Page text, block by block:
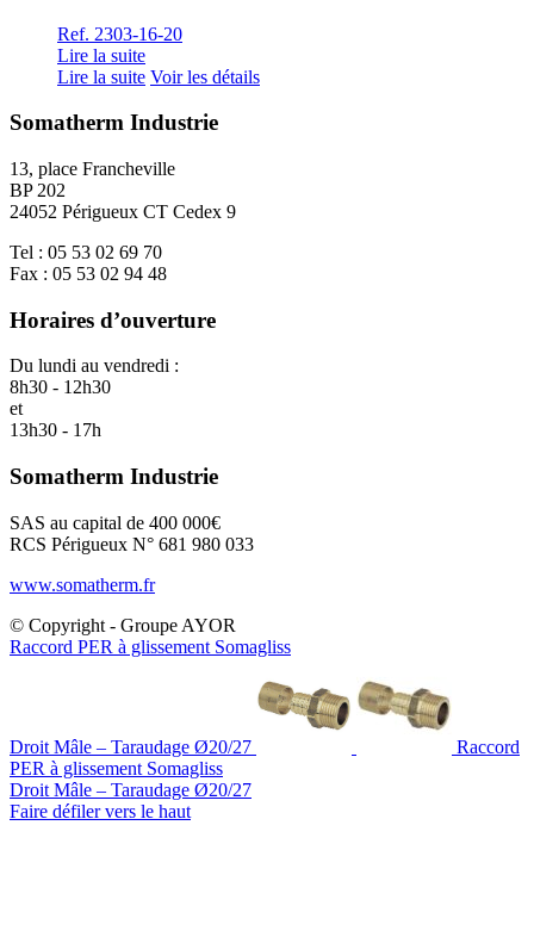
Ref. 2303-16-20
Lire la suite
Lire la suite Voir les détails
Somatherm Industrie
13, place Francheville
BP 202
24052 Périgueux CT Cedex 9
Tel : 05 53 02 69 70
Fax : 05 53 02 94 48
Horaires d’ouverture
Du lundi au vendredi :
8h30 - 12h30
et
13h30 - 17h
Somatherm Industrie
SAS au capital de 400 000€
RCS Périgueux N° 681 980 033
www.somatherm.fr
© Copyright - Groupe AYOR
Raccord PER à glissement Somagliss
Droit Mâle – Taraudage Ø20/27
Raccord
PER à glissement Somagliss
Droit Mâle – Taraudage Ø20/27
Faire défiler vers le haut